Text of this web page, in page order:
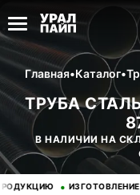
Главная•Каталог•
ТРУБА
В НАЛИЧИИ НА
• ИЗГОТОВЛЕНИЕ ППУ